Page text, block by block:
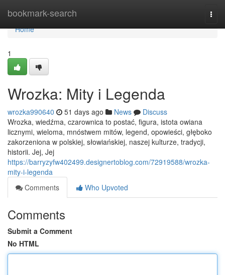
bookmark-search
Home
Home
1
Wrozka: Mity i Legenda
wrozka990640 51 days ago News
Discuss
Wrozka, wiedźma, czarownica to postać, figura, istota owiana
licznymi, wieloma, mnóstwem mitów, legend, opowieści, głęboko
zakorzeniona w polskiej, słowiańskiej, naszej kulturze, tradycji,
historii. Jej, Jej
https://barryzyfw402499.designertoblog.com/72919588/wrozka-
mity-i-legenda
Comments
Who Upvoted
Comments
Submit a Comment
No HTML